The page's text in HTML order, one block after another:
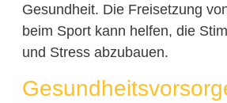
Gesundheit. Die Freisetzung
beim Sport kann helfen, die
und Stress abzubauen.